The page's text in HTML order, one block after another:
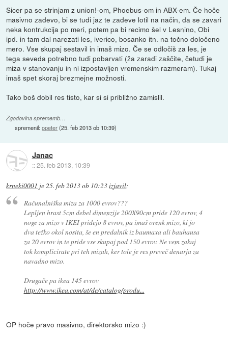
Sicer pa se strinjam z union!-om, Phoebus-om in ABX-em. Če hoče
masivno zadevo, bi se tudi jaz te zadeve lotil na način, da se zavari
neka kontrukcija po meri, potem pa bi recimo šel v Lesnino, Obi
ipd. in tam dal narezati les, iverico, bosanko itn. na točno določeno
mero. Vse skupaj sestavil in imaš mizo. Če se odločiš za les, je
tega seveda potrebno tudi pobarvati (ža zaradi zaščite, četudi je
miza v stanovanju in ni izpostavljen vremenskim razmeram). Tukaj
imaš spet skoraj brezmejne možnosti.
Tako boš dobil res tisto, kar si si približno zamislil.
Zgodovina sprememb…
spremenil:opeter(25. feb 2013 ob 10:39)
Janac
::25. feb 2013, 10:39
krneki0001 je25. feb 2013 ob 10:23izjavil:
Računalniška miza za 1000 evrov???
Lepljen hrast 5cm debel dimenzije 200X90cm pride 120 evrov, 4
noge za mizo v IKEI pridejo 8 evrov, pa imaš orenk mizo, ki jo
dva težko okol nosita, še en predalnik iz baumaxa ali bauhausa
za 20 evrov in te pride vse skupaj pod 150 evrov. Ne vem zakaj
tok komplicirate pri teh mizah, ker tole je res preveč denarja za
navadno mizo.
Drugače pa ikea 145 evrov
http://www.ikea.com/at/de/catalog/produ...
OP hoče pravo masivno, direktorsko mizo :)